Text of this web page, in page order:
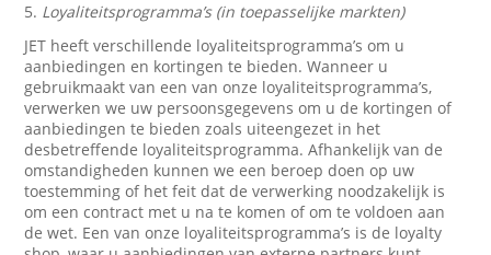
5. Loyaliteitsprogramma’s (in toepasselijke markten)
JET heeft verschillende loyaliteitsprogramma’s om u
aanbiedingen en kortingen te bieden. Wanneer u
gebruikmaakt van een van onze loyaliteitsprogramma’s,
verwerken we uw persoonsgegevens om u de kortingen of
aanbiedingen te bieden zoals uiteengezet in het
desbetreffende loyaliteitsprogramma. Afhankelijk van de
omstandigheden kunnen we een beroep doen op uw
toestemming of het feit dat de verwerking noodzakelijk is
om een contract met u na te komen of om te voldoen aan
de wet. Een van onze loyaliteitsprogramma’s is de loyalty